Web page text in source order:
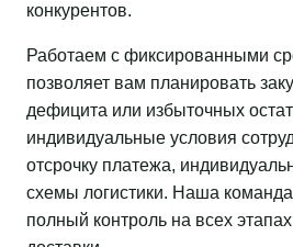
конкурентов.
Работаем с фиксированными
позволяет вам планировать
дефицита или избыточных
индивидуальные условия
отсрочку платежа,
схемы логистики. Наша
полный контроль на всех